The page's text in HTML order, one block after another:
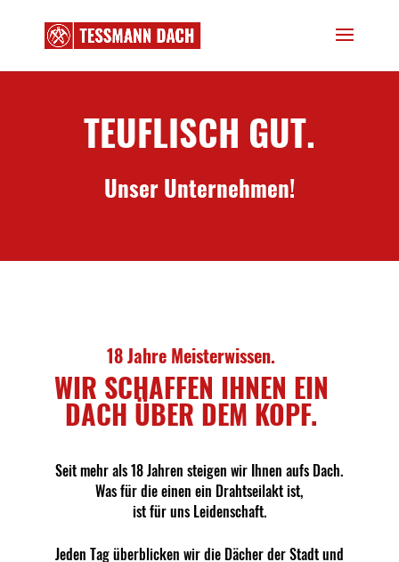
TEUFLISCH GUT.
Unser Unternehmen!
18 Jahre Meisterwissen.
WIR SCHAFFEN IHNEN EIN
DACH ÜBER DEM KOPF.
Seit mehr als 18 Jahren steigen wir Ihnen aufs Dach.
Was für die einen ein Drahtseilakt ist,
ist für uns Leidenschaft.
Jeden Tag überblicken wir die Dächer der Stadt und